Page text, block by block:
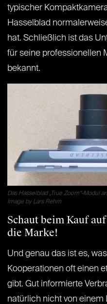
typischer
Hasselblad
hat. Schließlich ist das
für seine professionellen
bekannt.
Das Hasselblad „True Zoom“-Modul
Image by Lars Rehm
Schaut beim Kauf
die Marke!
Und genau das ist es,
Kooperationen oft einen
gibt. Gut informierte
natürlich nicht von einem